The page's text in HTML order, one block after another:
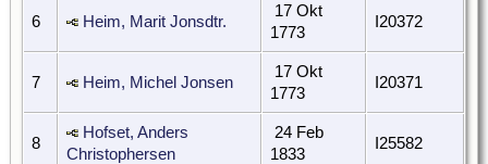
6 Heim, Marit Jonsdtr.
17 Okt
1773
I20372
7 Heim, Michel Jonsen
17 Okt
1773
I20371
8
Hofset, Anders
Christophersen
24 Feb
1833
I25582